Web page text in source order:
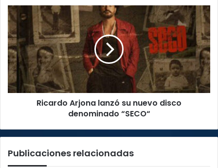
Tránsito
Ricardo
Arjona
lanzó
su
nuevo
disco
denominado
“SECO“
Ricardo Arjona lanzó su nuevo disco
denominado “SECO“
Publicaciones relacionadas